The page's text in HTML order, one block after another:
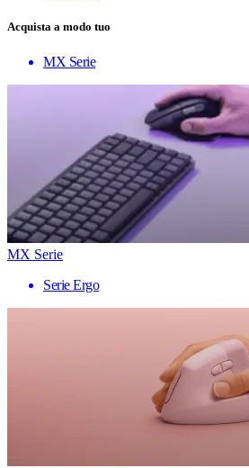
Acquista a modo tuo
MX Serie
MX Serie
Serie Ergo